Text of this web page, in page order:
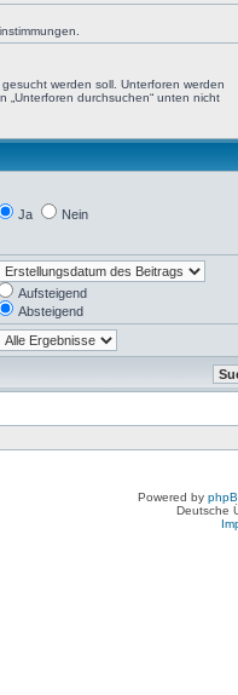
werden soll. Unterforen werden
„Unterforen durchsuchen“ unten nicht
Ja Nein
Aufsteigend
Absteigend
Powered by
Deutsche